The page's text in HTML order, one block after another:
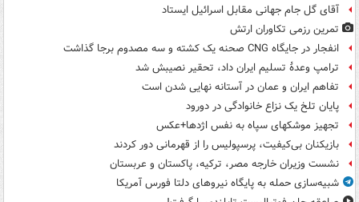
آقای گل جام جهانی مقابل اسرائیل ایستاد
تمرین رزمی تکاوران ارتش
انفجار در جایگاه CNG صحنه یک کشته و سه مصدوم برجا گذاشت
ترامپ وعدۀ تسلیم ایران داد، تحقیر نصیبش شد
تفاهم ایران و عمان در آستانه نهایی شدن است
پایان تلخ یک نزاع خانوادگی در دورود
تجهیز موشکهای سپاه به نفس اژدها+عکس
بازیکنان بی‌کیفیت، پرسپولیس را از قهرمانی دور کردند
نشست وزیران خارجه مصر، ترکیه، پاکستان و عربستان
شبیه‌سازی حمله به پایگاه نیروهای دلتا فورس آمریکا